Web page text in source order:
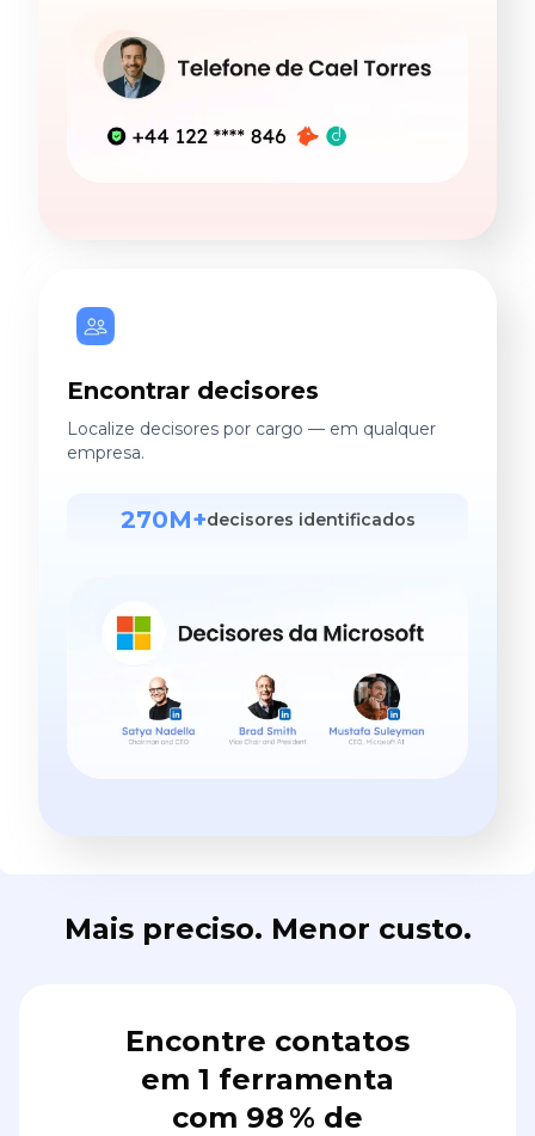
Encontrar decisores
Localize decisores por cargo — em qualquer
empresa.
270M+decisores identificados
Mais preciso. Menor custo.
Encontre contatos
em 1 ferramenta
com 98 % de